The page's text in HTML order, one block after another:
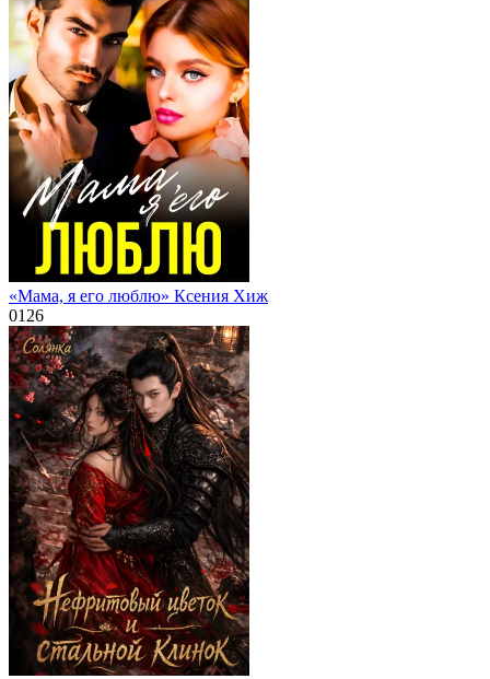
«Мама, я его люблю» Ксения Хиж
0126